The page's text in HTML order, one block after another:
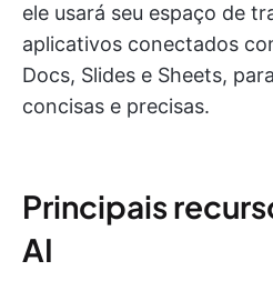
ele usará seu espaço de
aplicativos conectados
Docs, Slides e Sheets,
concisas e precisas.
Principais
AI